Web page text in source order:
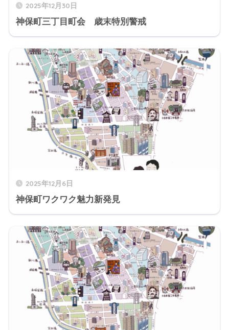
2025年12月30日
神保町三丁目町会 歳末特別警戒
2025年12月6日
神保町ワクワク魅力新発見